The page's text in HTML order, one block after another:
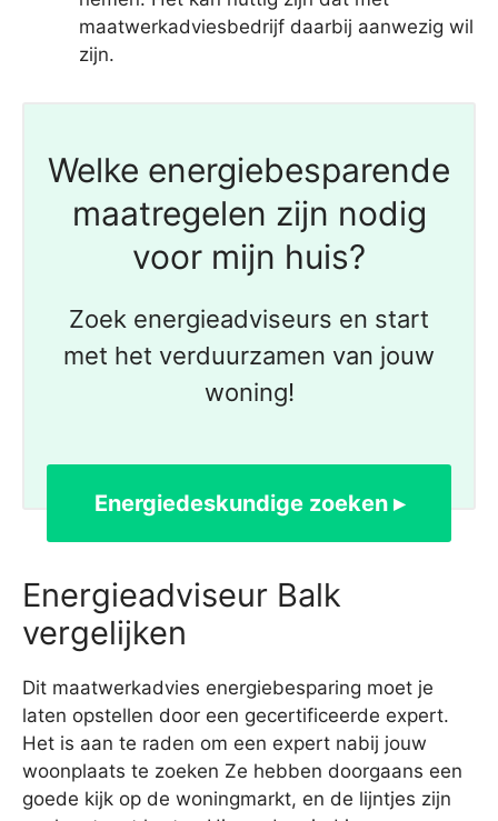
maatwerkadviesbedrijf daarbij aanwezig wil
zijn.
Welke energiebesparende
maatregelen zijn nodig
voor mijn huis?
Zoek energieadviseurs en start
met het verduurzamen van jouw
woning!
Energiedeskundige zoeken ▸
Energieadviseur Balk
vergelijken
Dit maatwerkadvies energiebesparing moet je
laten opstellen door een gecertificeerde expert.
Het is aan te raden om een expert nabij jouw
woonplaats te zoeken Ze hebben doorgaans een
goede kijk op de woningmarkt, en de lijntjes zijn